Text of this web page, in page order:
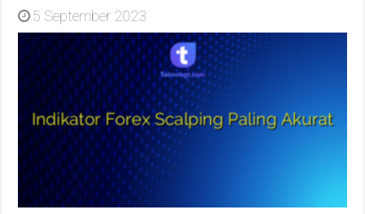
5 September 2023